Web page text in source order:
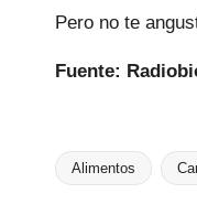
Pero no te
Fuente:
Etiquetas:
Alimentos